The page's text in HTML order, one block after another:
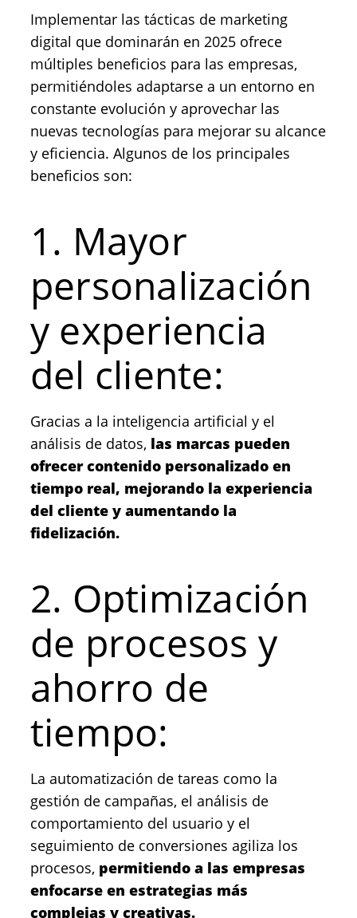
Implementar las tácticas de marketing
digital que dominarán en 2025 ofrece
múltiples beneficios para las empresas,
permitiéndoles adaptarse a un entorno en
constante evolución y aprovechar las
nuevas tecnologías para mejorar su alcance
y eficiencia. Algunos de los principales
beneficios son:
1. Mayor
personalización
y experiencia
del cliente:
Gracias a la inteligencia artificial y el
análisis de datos, las marcas pueden
ofrecer contenido personalizado en
tiempo real, mejorando la experiencia
del cliente y aumentando la
fidelización.
2. Optimización
de procesos y
ahorro de
tiempo:
La automatización de tareas como la
gestión de campañas, el análisis de
comportamiento del usuario y el
seguimiento de conversiones agiliza los
procesos, permitiendo a las empresas
enfocarse en estrategias más
complejas y creativas.